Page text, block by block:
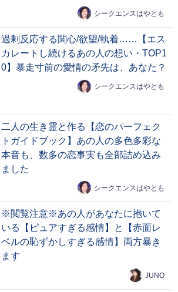
シークエンスはやとも
過剰反応する関心/欲望/執着……【エス
カレートし続けるあの人の想い・TOP1
0】暴走寸前の愛情の矛先は、あなた？
シークエンスはやとも
二人の生き霊と作る【恋のパーフェク
トガイドブック】あの人の多色多彩な
本音も、数多の恋事実も全部詰め込み
ました
シークエンスはやとも
※閲覧注意※あの人があなたに抱いて
いる【ピュアすぎる感情】と【赤面レ
ベルの恥ずかしすぎる感情】両方暴き
ます
JUNO